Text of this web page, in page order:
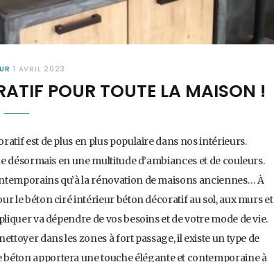
1 AVRIL 2023
POUR TOUTE LA MAISON !
est de plus en plus populaire dans nos intérieurs.
en une multitude d’ambiances et de couleurs.
qu’à la rénovation de maisons anciennes… À
le béton ciré intérieur béton décoratif au sol, aux murs et
va dépendre de vos besoins et de votre mode de vie.
dans les zones à fort passage, il existe un type de
apportera une touche élégante et contemporaine à